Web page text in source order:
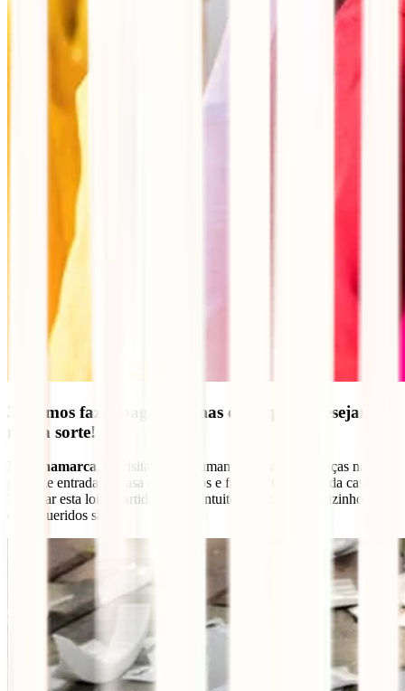
3. Vamos fazer bagunça, mas é porque te desejamos
muita sorte!
Dinamarca , os visitantes costumam quebrar suas louças na
porta de entrada da casa dos amigos e família. Os donos da casa vão
lá deixar esta loiça partida, com o intuito de mostrar ao vizinhos o
quão queridos são!